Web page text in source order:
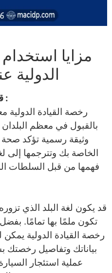
مزايا
الدولية
قانونية واعتراف عالمي :
رخصة القيادة الدولية
بالقبول في معظم
وثيقة رسمية تؤكد صحة
الخاصة بك وتترجمها إلى
فهمها من قبل السلطات
قد يكون لغة البلد الذي
تكون ملمًا بها تمامًا.
رخصة القيادة الدولية
بياناتك وتفاصيل رخصتك
عملية استئجار